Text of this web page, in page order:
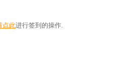
点此进行签到的操作.